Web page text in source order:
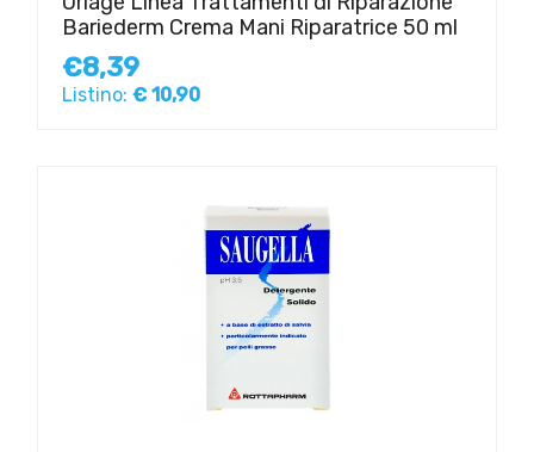
Bariederm Crema Mani Riparatrice 50 ml
€8,39
Listino: € 10,90